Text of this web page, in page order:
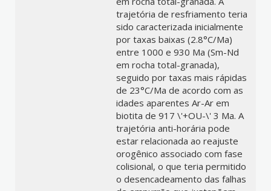
trajetória de resfriamento teria
sido caracterizada inicialmente
por taxas baixas (2.8°C/Ma)
entre 1000 e 930 Ma (Sm-Nd
em rocha total-granada),
seguido por taxas mais rápidas
de 23°C/Ma de acordo com as
idades aparentes Ar-Ar em
biotita de 917 \'+OU-\' 3 Ma. A
trajetória anti-horária pode
estar relacionada ao reajuste
orogênico associado com fase
colisional, o que teria permitido
o desencadeamento das falhas